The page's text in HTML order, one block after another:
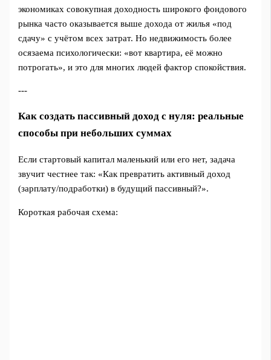
экономиках совокупная доходность широкого фондового
рынка часто оказывается выше дохода от жилья «под
сдачу» с учётом всех затрат. Но недвижимость более
осязаема психологически: «вот квартира, её можно
потрогать», и это для многих людей фактор спокойствия.
---
Как создать пассивный доход с нуля: реальные
способы при небольших суммах
Если стартовый капитал маленький или его нет, задача
звучит честнее так: «Как превратить активный доход
(зарплату/подработки) в будущий пассивный?».
Короткая рабочая схема: